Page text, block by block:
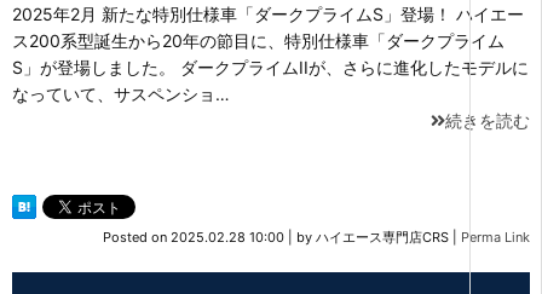
2025年2月 新たな特別仕様車「ダークプライムS」登場！ ハイエー
ス200系型誕生から20年の節目に、特別仕様車「ダークプライム
S」が登場しました。 ダークプライムIIが、さらに進化したモデルに
なっていて、サスペンショ…
続きを読む
Posted on 2025.02.28 10:00 by ハイエース専門店CRS Perma Link